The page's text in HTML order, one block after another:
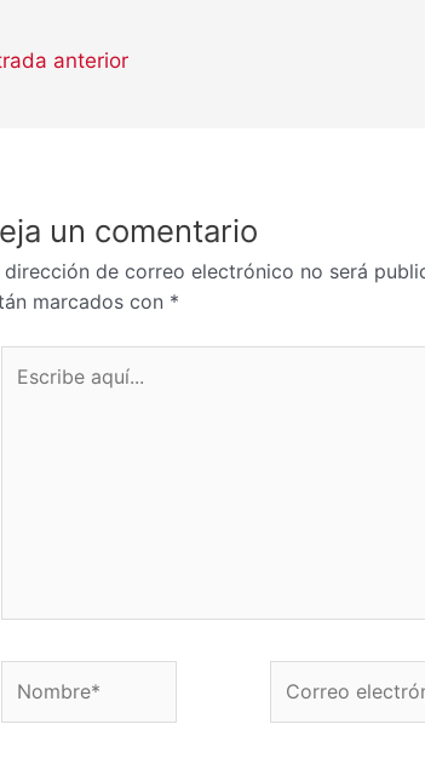
anterior
un comentario
dirección de correo electrónico no será
marcados con *